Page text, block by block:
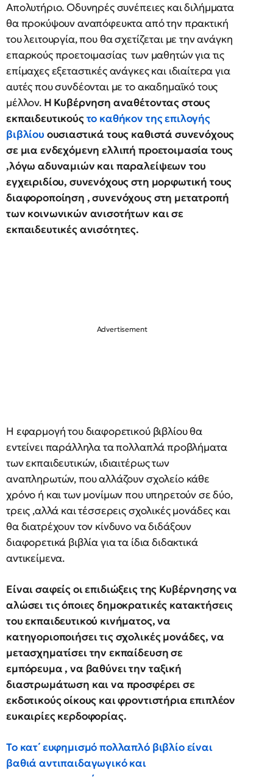
Απολυτήριο. Οδυνηρές συνέπειες και διλήμματα
θα προκύψουν αναπόφευκτα από την πρακτική
του λειτουργία, που θα σχετίζεται με την ανάγκη
επαρκούς προετοιμασίας των μαθητών για τις
επίμαχες εξεταστικές ανάγκες και ιδιαίτερα για
αυτές που συνδέονται με το ακαδημαϊκό τους
μέλλον. Η Κυβέρνηση αναθέτοντας στους
εκπαιδευτικούςτο καθήκον της επιλογής
βιβλίου ουσιαστικά τους καθιστά συνενόχους
σε μια ενδεχόμενη ελλιπή προετοιμασία τους
,λόγω αδυναμιών και παραλείψεων του
εγχειριδίου, συνενόχους στη μορφωτική τους
διαφοροποίηση , συνενόχους στη μετατροπή
των κοινωνικών ανισοτήτων και σε
εκπαιδευτικές ανισότητες.
Η εφαρμογή του διαφορετικού βιβλίου θα
εντείνει παράλληλα τα πολλαπλά προβλήματα
των εκπαιδευτικών, ιδιαιτέρως των
αναπληρωτών, που αλλάζουν σχολείο κάθε
χρόνο ή και των μονίμων που υπηρετούν σε δύο,
τρεις ,αλλά και τέσσερεις σχολικές μονάδες και
θα διατρέχουν τον κίνδυνο να διδάξουν
διαφορετικά βιβλία για τα ίδια διδακτικά
αντικείμενα.
Είναι σαφείς οι επιδιώξεις της Κυβέρνησης να
αλώσει τις όποιες δημοκρατικές κατακτήσεις
του εκπαιδευτικού κινήματος, να
κατηγοριοποιήσει τις σχολικές μονάδες, να
μετασχηματίσει την εκπαίδευση σε
εμπόρευμα , να βαθύνει την ταξική
διαστρωμάτωση και να προσφέρει σε
εκδοτικούς οίκους και φροντιστήρια επιπλέον
ευκαιρίες κερδοφορίας.
Το κατ΄ ευφημισμό πολλαπλό βιβλίο είναι
βαθιά αντιπαιδαγωγικό και